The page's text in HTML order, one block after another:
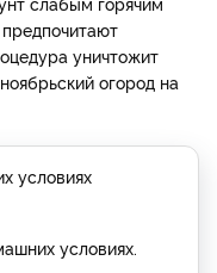
уничтожит
огород на
условиях.